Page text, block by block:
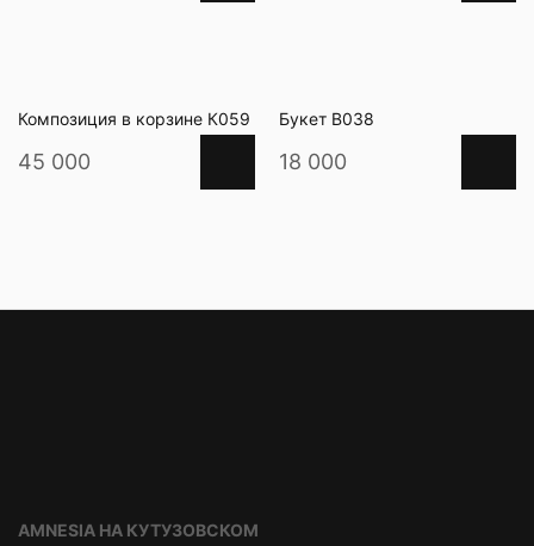
Композиция в корзине К059
45 000
Букет В038
18 000
AMNESIA НА КУТУЗОВСКОМ